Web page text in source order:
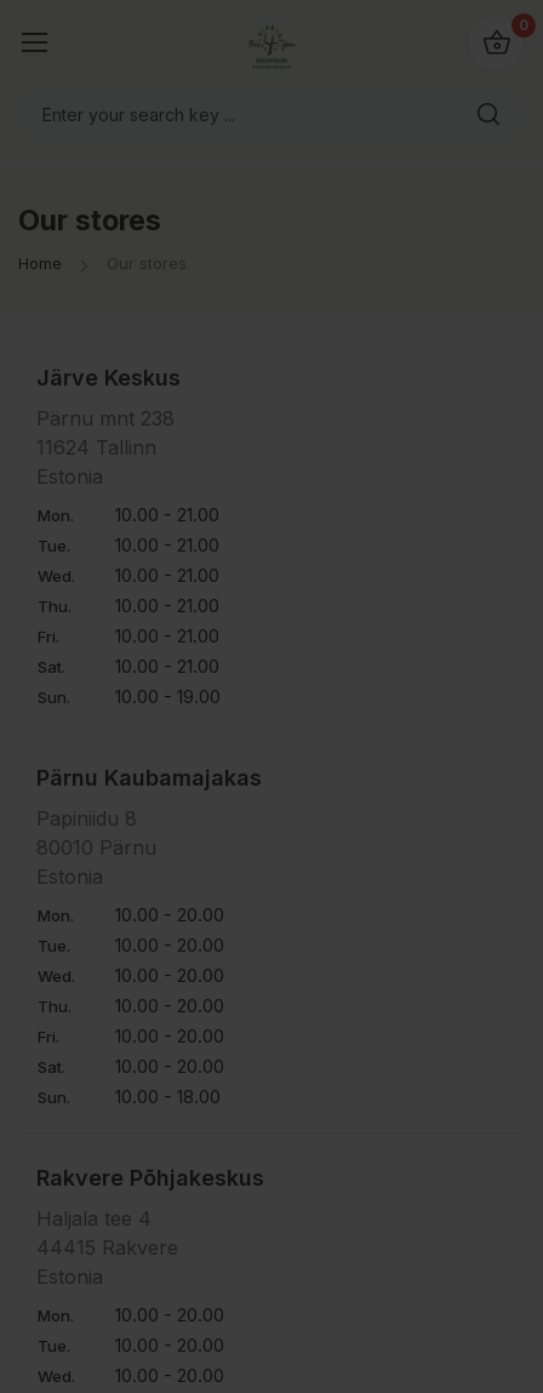
0
Our stores
Home Our stores
Järve Keskus
Pärnu mnt 238
11624 Tallinn
Estonia
Mon. 10.00 - 21.00
Tue. 10.00 - 21.00
Wed. 10.00 - 21.00
Thu. 10.00 - 21.00
Fri. 10.00 - 21.00
Sat. 10.00 - 21.00
Sun. 10.00 - 19.00
Pärnu Kaubamajakas
Papiniidu 8
80010 Pärnu
Estonia
Mon. 10.00 - 20.00
Tue. 10.00 - 20.00
Wed. 10.00 - 20.00
Thu. 10.00 - 20.00
Fri. 10.00 - 20.00
Sat. 10.00 - 20.00
Sun. 10.00 - 18.00
Rakvere Põhjakeskus
Haljala tee 4
44415 Rakvere
Estonia
Mon. 10.00 - 20.00
Tue. 10.00 - 20.00
Wed. 10.00 - 20.00